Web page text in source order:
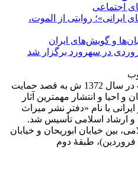
اجتماعی
روایتی از الموت،
و گویش‌های ایران
در سهرورد برگزار شد
مؤسسه پژوهشی میراث مكتوب در سال 1372 ش به قصد حمایت
و انتشار مهمترین آثار
با نام «دفتر نشر میراث
ارشاد اسلامی تأسیس شد.
بین خیابان ابوریحان و خیابان